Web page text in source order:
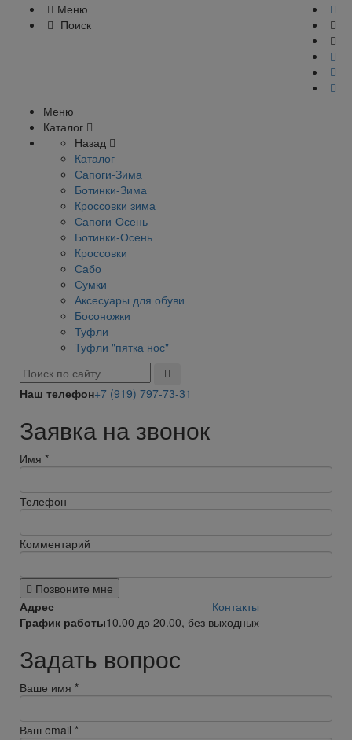
Меню
Поиск
Меню
Каталог
Назад
Каталог
Сапоги-Зима
Ботинки-Зима
Кроссовки зима
Сапоги-Осень
Ботинки-Осень
Кроссовки
Сабо
Сумки
Аксесуары для обуви
Босоножки
Туфли
Туфли "пятка нос"
Наш телефон+7 (919) 797-73-31
Заявка на звонок
Имя *
Телефон
Комментарий
Позвоните мне
Адрес
Контакты
График работы10.00 до 20.00, без выходных
Задать вопрос
Ваше имя *
Ваш email *